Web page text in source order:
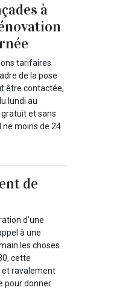
à
tarifaires
de la pose
être contactée,
lundi au
gratuit et sans
moins de 24
de
d’une
à une
les choses.
cette
et ravalement
pour donner